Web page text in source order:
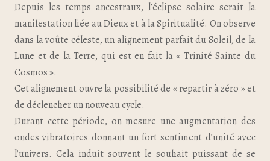
Depuis les temps ancestraux, l’éclipse solaire serait la
manifestation liée au Dieux et à la Spiritualité. On observe
dans la voûte céleste, un alignement parfait du Soleil, de la
Lune et de la Terre, qui est en fait la « Trinité Sainte du
Cosmos ».
Cet alignement ouvre la possibilité de « repartir à zéro » et
de déclencher un nouveau cycle.
Durant cette période, on mesure une augmentation des
ondes vibratoires donnant un fort sentiment d’unité avec
l’univers. Cela induit souvent le souhait puissant de se